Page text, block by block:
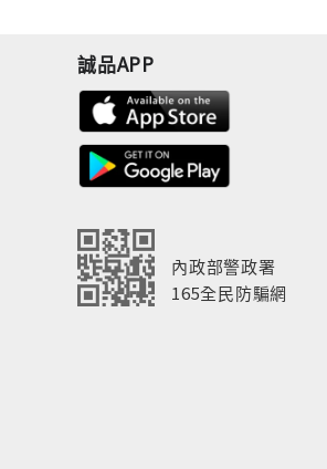
誠品APP
內政部警政署
165全民防騙網